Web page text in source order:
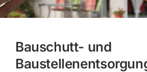
Bauschutt- und